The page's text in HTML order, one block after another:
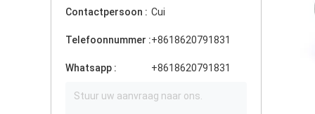
Contactpersoon : Cui
Telefoonnummer :+8618620791831
Whatsapp : +8618620791831